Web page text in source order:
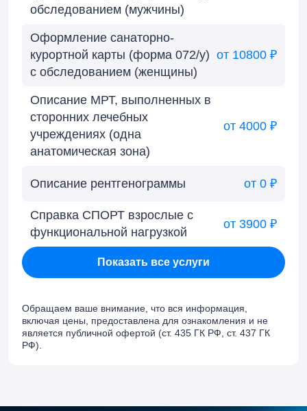
обследованием (мужчины)
Оформление санаторно-
курортной карты (форма 072/у)
с обследованием (женщины)
от 10800 ₽
Описание МРТ, выполненных в
сторонних лечебных
учреждениях (одна
анатомическая зона)
от 4000 ₽
Описание рентгенограммы от 0 ₽
Справка СПОРТ взрослые с
функциональной нагрузкой
от 3900 ₽
Показать все услуги
Обращаем ваше внимание, что вся информация,
включая цены, предоставлена для ознакомления и не
является публичной офертой (ст. 435 ГК РФ, cт. 437 ГК
РФ).